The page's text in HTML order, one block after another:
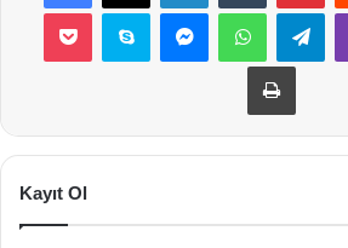
Pocket Skype MessengerWhatsApp
Yazdır
Kayıt Ol